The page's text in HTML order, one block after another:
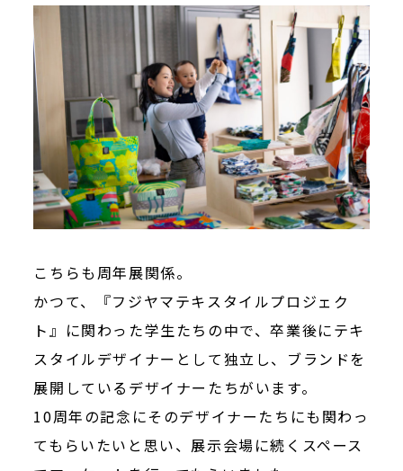
こちらも周年展関係。
かつて、『フジヤマテキスタイルプロジェク
ト』に関わった学生たちの中で、卒業後にテキ
スタイルデザイナーとして独立し、ブランドを
展開しているデザイナーたちがいます。
10周年の記念にそのデザイナーたちにも関わっ
てもらいたいと思い、展示会場に続くスペース